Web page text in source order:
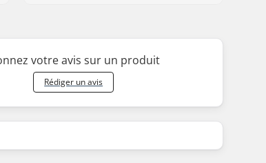
votre avis sur un produit
Rédiger un avis